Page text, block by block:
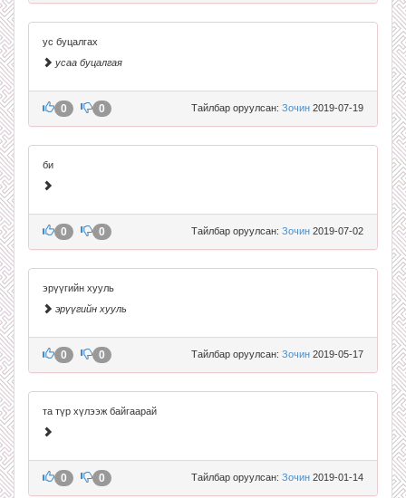
ус буцалгах
усаа буцалгая
Тайлбар оруулсан: Зочин 2019-07-19
0 0
би
Тайлбар оруулсан: Зочин 2019-07-02
0 0
эрүүгийн хууль
эрүүгийн хууль
Тайлбар оруулсан: Зочин 2019-05-17
0 0
та түр хүлээж байгаарай
Тайлбар оруулсан: Зочин 2019-01-14
0 0